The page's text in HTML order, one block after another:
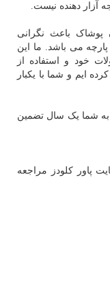
آزار دهنده نیست.
پوشاک باعث نگرانی
می باشد. ما این
خود و استفاده از
ایم و شما با یکبار
به شما یک سال تضمین
پاور کلودز مراجعه